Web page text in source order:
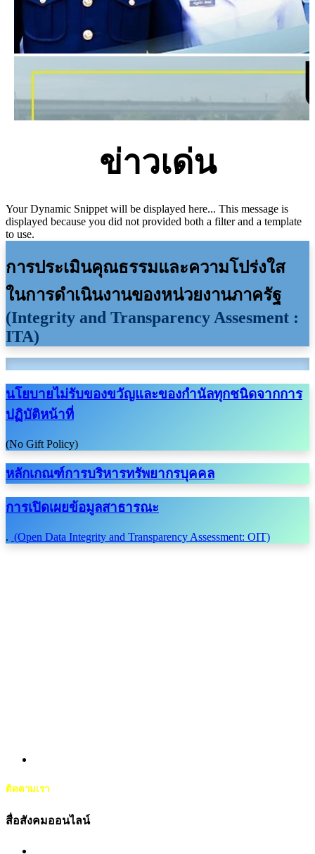
ข่าวเด่น
Your Dynamic Snippet will be displayed here... This message is
displayed because you did not provided both a filter and a template
to use.
การประเมินคุณธรรมและความโปร่งใส
ในการดำเนินงานของหน่วยงานภาครัฐ
(Integrity and Transparency Assesment :
ITA)
นโยบายไม่รับของขวัญและของกำนัลทุกชนิดจากการ
ปฏิบัติหน้าที่
(No Gift Policy)
หลักเกณฑ์การบริหารทรัพยากรบุคคล
การเปิดเผยข้อมูลสาธารณะ
. (Open Data Integrity and Transparency Assessment: OIT)
ติดตามเรา
สื่อสังคมออนไลน์